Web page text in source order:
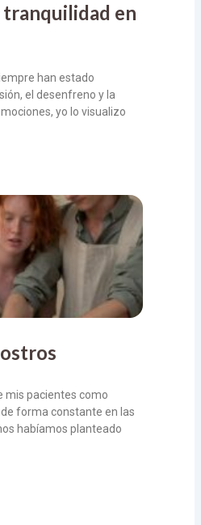
tranquilidad en
han estado
el desenfreno y la
yo lo visualizo
mis pacientes como
forma constante en las
habíamos planteado